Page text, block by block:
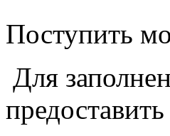
Поступить
Для
предоставить